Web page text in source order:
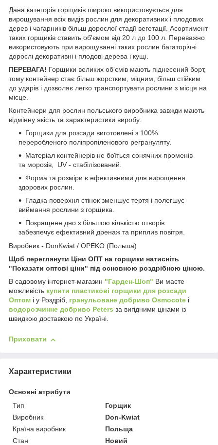
Дана категорія горщиків широко використовується для
вирощування всіх видів рослин для декоративних і плодових
дерев і чагарників більш дорослої стадії вегетації. Асортимент
таких горщиків ставить об'ємом від 20 л до 100 л. Переважно
використовують при вирощуванні таких рослин багаторічні
дорослі декоративні і плодові дерева і кущі.
ПЕРЕВАГА! Горщики великих об'ємів мають піднесений борт,
тому контейнер стає більш жорстким, міцним, більш стійким
до ударів і дозволяє легко транспортувати рослини з місця на
місце.
Контейнери для рослин польського виробника завжди мають
відмінну якість та характеристики виробу:
Горщики для розсади виготовлені з 100%
переробленого поліпропіленового регрануляту.
Матеріал контейнерів не боїться сонячних променів
та морозів, UV - стабілізований.
Форма та розміри є ефективними для вирощення
здорових рослин.
Гладка поверхня стінок зменшує тертя і полегшує
виймання рослини з горщика.
Покращене дно з більшою кількістю отворів
забезпечує ефективний дренаж та приплив повітря.
Виробник - DonKwiat / OPEKO (Польша)
Щоб переглянути Ціни ОПТ на горщики натисніть
"Показати оптові ціни" під основною роздрібною ціною.
В садовому інтернет-магазин "Гарден-Шоп" Ви маєте
можливість купити пластикові горщики для розсади
Оптом і у Роздріб, гранульоване добриво Osmocote і
водорозчинне добриво Peters за вигідними цінами із
швидкою доставкою по Україні.
Приховати
Характеристики
Основні атрибути
Тип
Горщик
Виробник
Don-Kwiat
Країна виробник
Польща
Стан
Новий